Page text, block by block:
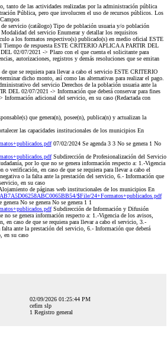
de las actividades realizadas por la administración pública
Pública, pero que involucren el uso de recursos públicos. Los
servicio (catálogo) Tipo de población usuaria y/o población
del servicio Enumerar y detallar los requisitos
a los formatos respectivo(s) publicado(s) en medio oficial ESTE
de respuesta ESTE CRITERIO APLICA A PARTIR DEL
02/07/2021 -> Plazo con el que cuenta el solicitante para
autorizaciones, registros y demás resoluciones que se emitan
que se requiera para llevar a cabo el servicio ESTE CRITERIO
dicho monto, así como las alternativas para realizar el pago.
del servicio Derechos de la población usuaria ante la
DEL 02/07/2021 -> Información que deberá conservar para fines
adicional del servicio, en su caso (Redactada con
que genera(n), posee(n), publica(n) y actualizan la
las capacidades institucionales de los municipios En
07/02/2024 Se agenda 3 3 No se genera 1 No
Subdirección de Profesionalización del Servicio
por lo que no se genera información respecto a: 1.-Vigencia
verificación, en caso de que se requiera para llevar a cabo el
o la falta ante la prestación del servicio, 6.- Información que
en su caso
de páginas web institucionales de los municipios En
$File/24+Formatos+publicados.pdf
No se genera No se genera 1 1
Subdirección de Información y Difusión
se genera información respecto a: 1.-Vigencia de los avisos,
caso de que se requiera para llevar a cabo el servicio, 3.-
ante la prestación del servicio, 6.- Información que deberá
en su caso
02/09/2026 01:25:44 PM
cefim slp
1 Registro general